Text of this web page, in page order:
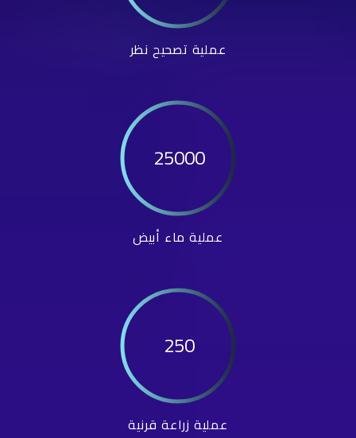
عملية تصحيح نظر
25000
عملية ماء أبيض
250
عملية زراعة قرنية